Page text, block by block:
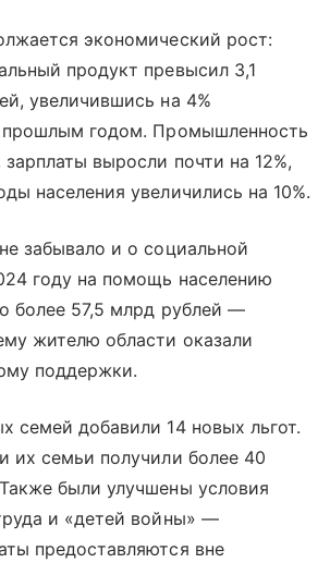
экономический рост:
продукт превысил 3,1
увеличившись на 4%
прошлым годом. Промышленность
зарплаты выросли почти на 12%,
населения увеличились на 10%.
забывало и о социальной
году на помощь населению
более 57,5 млрд рублей —
жителю области оказали
поддержки.
семей добавили 14 новых льгот.
их семьи получили более 40
были улучшены условия
и «детей войны» —
предоставляются вне